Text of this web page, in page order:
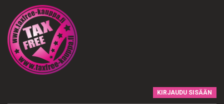
KIRJAUDU SISÄÄN